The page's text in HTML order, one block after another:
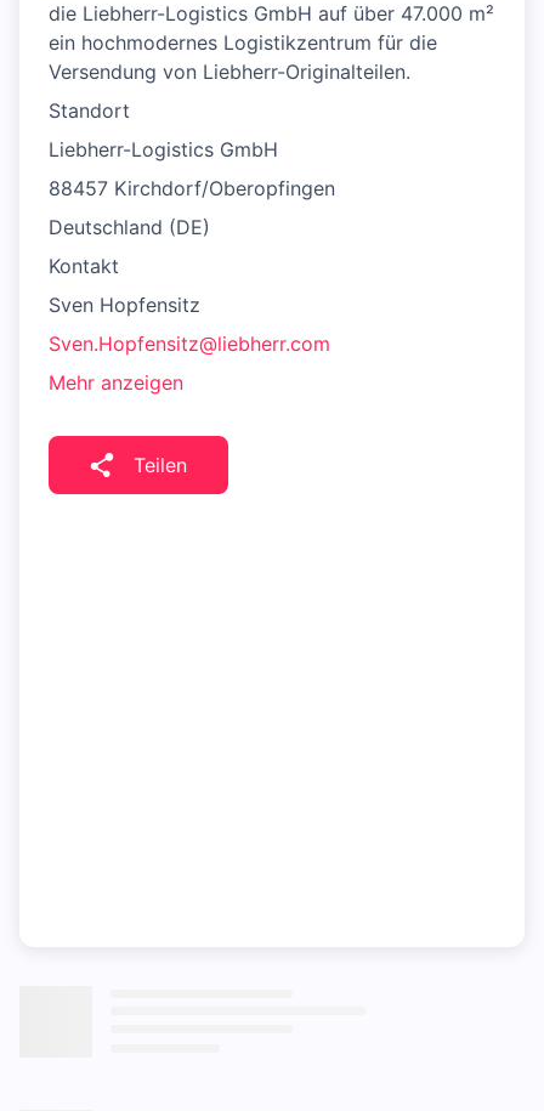
die Liebherr-Logistics GmbH auf über 47.000 m²
ein hochmodernes Logistikzentrum für die
Versendung von Liebherr-Originalteilen.​
Standort
Liebherr-Logistics GmbH
88457 Kirchdorf/Oberopfingen
Deutschland (DE)
Kontakt
Sven Hopfensitz
Sven.Hopfensitz@liebherr.com
Mehr anzeigen
Teilen